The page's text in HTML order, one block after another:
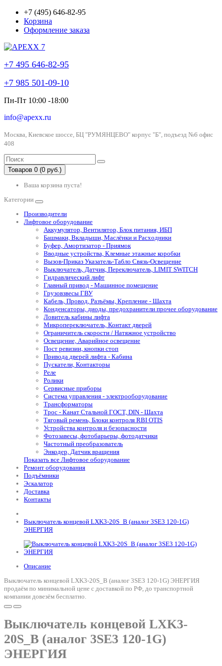
+7 (495) 646-82-95
Корзина
Оформление заказа
+7 495 646-82-95
+7 985 501-09-10
Пн-Пт 10:00 -18:00
info@apexx.ru
Москва, Киевское шоссе, БЦ "РУМЯНЦЕВО" корпус "Б", подъезд №6 офис
408
Товаров 0 (0 руб.)
Ваша корзина пуста!
Категории
Производители
Лифтовое оборудование
Аккумулятор, Вентилятор, Блок питания, ИБП
Башмаки, Вкладыши, Маслёнки и Расходники
Буфер, Амортизатор - Приямок
Вводные устройства, Клемные этажные коробки
Вызов-Приказ Указатель-Табло Связь-Освещение
Выключатель, Датчик, Переключатель, LIMIT SWITCH
Гидравлический лифт
Главный привод - Машинное помещение
Грузовзвесы ГВУ
Кабель, Провод, Разъёмы, Крепление - Шахта
Конденсаторы, диоды, предохранители прочее оборудование
Ловитель кабины лифта
Микропереключатель, Контакт дверей
Ограничитель скорости / Натяжное устройство
Освещение, Аварийное освещение
Пост ревизии, кнопки стоп
Привода дверей лифта - Кабина
Пускатели, Контакторы
Реле
Ролики
Сервисные приборы
Система управления - электрооборудование
Трансформаторы
Трос - Канат Стальной ГОСТ, DIN - Шахта
Тяговый ремень, Блоки контроля RBI OTIS
Устройства контроля и безопасности
Фотозавесы, фотобарьеры, фотодатчики
Частотный преобразователь
Энкодер, Датчик вращения
Показать все Лифтовое оборудование
Ремонт оборудования
Подъёмники
Эскалатор
Доставка
Контакты
Выключатель концевой LXK3-20S_B (аналог 3SE3 120-1G)
ЭНЕРГИЯ
Описание
Выключатель концевой LXK3-20S_B (аналог 3SE3 120-1G) ЭНЕРГИЯ
продаём по минимальной цене с доставкой по РФ, до транспортной
компании довезём бесплатно.
Выключатель концевой LXK3-
20S_B (аналог 3SE3 120-1G)
ЭНЕРГИЯ